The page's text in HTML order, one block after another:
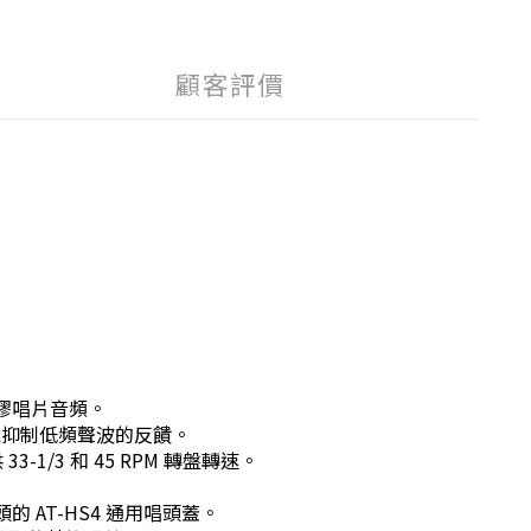
顧客評價
唱片音頻。
制低頻聲波的反饋。
1/3 和 45 RPM 轉盤轉速。
AT-HS4 通用唱頭蓋。